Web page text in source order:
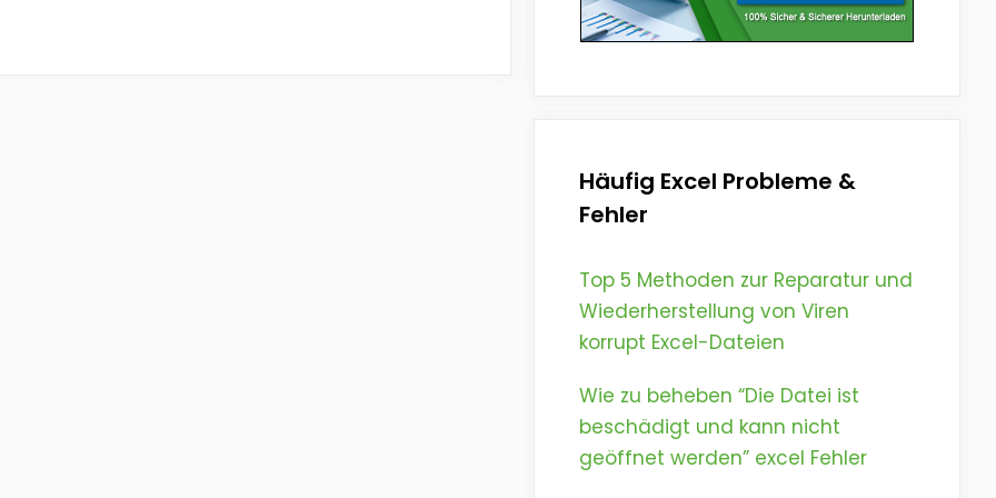
Häufig Excel Probleme &
Fehler
Top 5 Methoden zur Reparatur und
Wiederherstellung von Viren
korrupt Excel-Dateien
Wie zu beheben “Die Datei ist
beschädigt und kann nicht
geöffnet werden” excel Fehler